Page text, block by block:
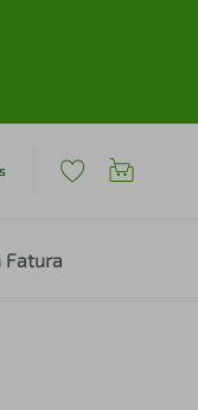
Fatura